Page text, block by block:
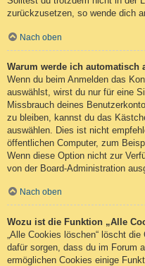
zurückzusetzen, so wende dich
Nach oben
Warum werde ich automatisch
Wenn du beim Anmelden das
auswählst, wirst du nur für eine
Missbrauch deines
zu bleiben, kannst du das
auswählen. Dies ist nicht
öffentlichen Computer, zum
Wenn diese Option nicht zur
von der Board-Administration
Nach oben
Wozu ist die Funktion „Alle
„Alle Cookies löschen“ löscht
dafür sorgen, dass du im Forum
ermöglichen Cookies einige